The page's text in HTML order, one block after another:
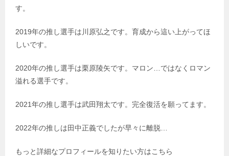
す。
2019年の推し選手は川原弘之です。育成から這い上がってほ
しいです。
2020年の推し選手は栗原陵矢です。マロン…ではなくロマン
溢れる選手です。
2021年の推し選手は武田翔太です。完全復活を願ってます。
2022年の推しは田中正義でしたが早々に離脱…
もっと詳細なプロフィールを知りたい方はこちら